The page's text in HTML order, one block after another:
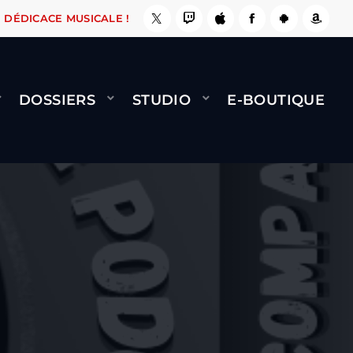
ÇA LE FAIT ! NAMI BERNARD MINET -
DÉDICACE MUSICALE !
DOSSIERS STUDIO E-BOUTIQUE